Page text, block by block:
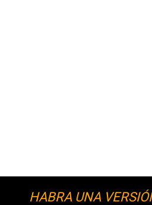
HABRA UNA